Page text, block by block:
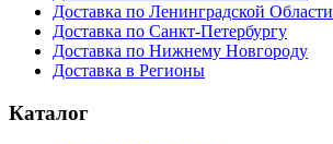
Доставка по Ленинградской Области
Доставка по Санкт-Петербургу
Доставка по Нижнему Новгороду
Доставка в Регионы
Каталог